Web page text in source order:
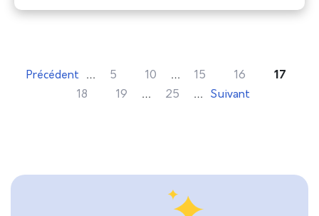
Précédent … 5 10 … 15 16
17
18
19 … 25 … Suivant